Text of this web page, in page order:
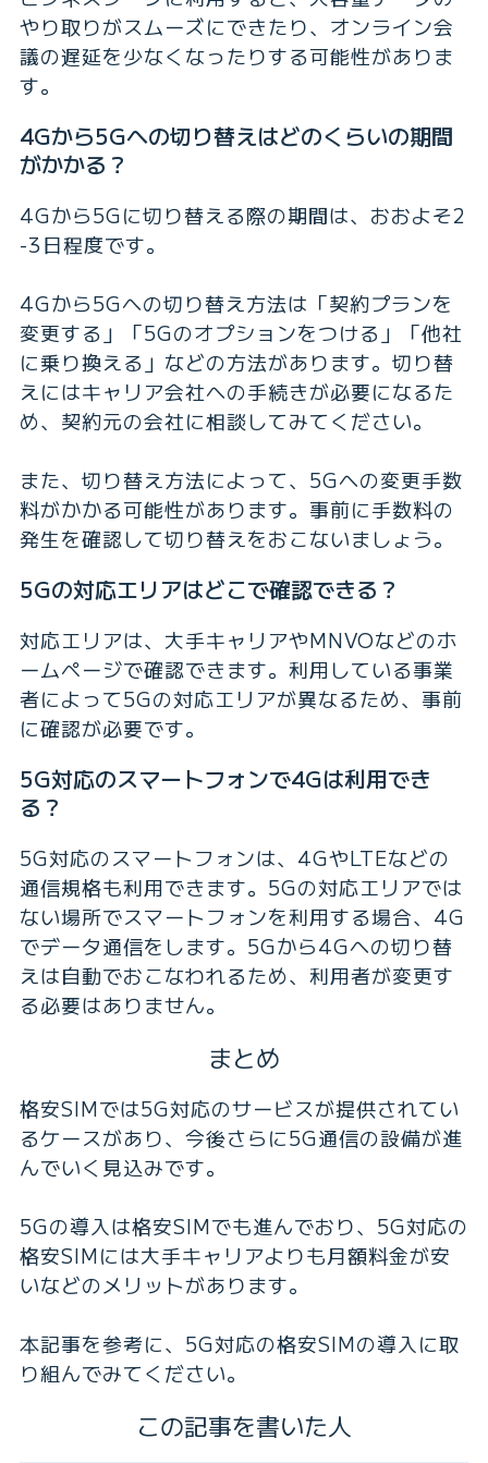
やり取りがスムーズにできたり、オンライン会
議の遅延を少なくなったりする可能性がありま
す。
4Gから5Gへの切り替えはどのくらいの期間
がかかる？
4Gから5Gに切り替える際の期間は、おおよそ2
-3日程度です。
4Gから5Gへの切り替え方法は「契約プランを
変更する」「5Gのオプションをつける」「他社
に乗り換える」などの方法があります。切り替
えにはキャリア会社への手続きが必要になるた
め、契約元の会社に相談してみてください。
また、切り替え方法によって、5Gへの変更手数
料がかかる可能性があります。事前に手数料の
発生を確認して切り替えをおこないましょう。
5Gの対応エリアはどこで確認できる？
対応エリアは、大手キャリアやMNVOなどのホ
ームページで確認できます。利用している事業
者によって5Gの対応エリアが異なるため、事前
に確認が必要です。
5G対応のスマートフォンで4Gは利用でき
る？
5G対応のスマートフォンは、4GやLTEなどの
通信規格も利用できます。5Gの対応エリアでは
ない場所でスマートフォンを利用する場合、4G
でデータ通信をします。5Gから4Gへの切り替
えは自動でおこなわれるため、利用者が変更す
る必要はありません。
まとめ
格安SIMでは5G対応のサービスが提供されてい
るケースがあり、今後さらに5G通信の設備が進
んでいく見込みです。
5Gの導入は格安SIMでも進んでおり、5G対応の
格安SIMには大手キャリアよりも月額料金が安
いなどのメリットがあります。
本記事を参考に、5G対応の格安SIMの導入に取
り組んでみてください。
この記事を書いた人